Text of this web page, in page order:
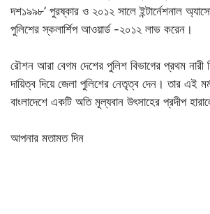
দশ১৯৯৮’ পুরষ্কার ও ২০১২ সালে ইন্টার্নেশনাল
পুলিশের স্কলার্শিপ আওয়ার্ড -২০১২ লাভ করেন।
রৌশন আরা বেগম দেশের পুলিশ বিভাগের প্রথম নারী
দায়িত্ব দিয়ে জেলা পুলিশের নেতৃত্ব দেন। তার এই
বাংলাদেশে একটি অতি মূল্যবান উৎসাহের প্রদীপ
আপনার মতামত দিন